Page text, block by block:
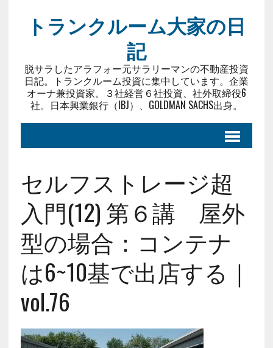
トランクルーム大家の日
記
脱サラしたアラフォー元サラリーマンの不動産投資
日記。トランクルーム投資に集中しています。企業
オーナ兼投資家。３社経営６社投資、社外取締役6
社。日本興業銀行（IBJ）、GOLDMAN SACHS出身。
セルフストレージ超
入門(12) 第６講 屋外
型の場合：コンテナ
は6~10基で出店する｜
vol.76